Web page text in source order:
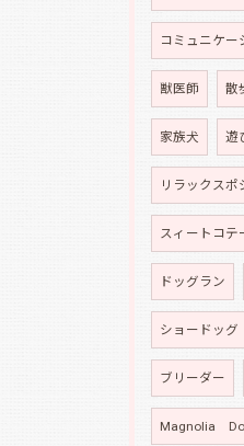
コミュニケー
獣医師 散
家族犬 遊
リラックスポ
スィートコテ
ドッグラン
ショードッグ
ブリーダー
Magnolia